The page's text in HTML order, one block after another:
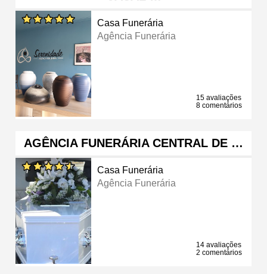
Casa Funerária
Agência Funerária
15 avaliações
8 comentários
AGÊNCIA FUNERÁRIA CENTRAL DE …
Casa Funerária
Agência Funerária
14 avaliações
2 comentários